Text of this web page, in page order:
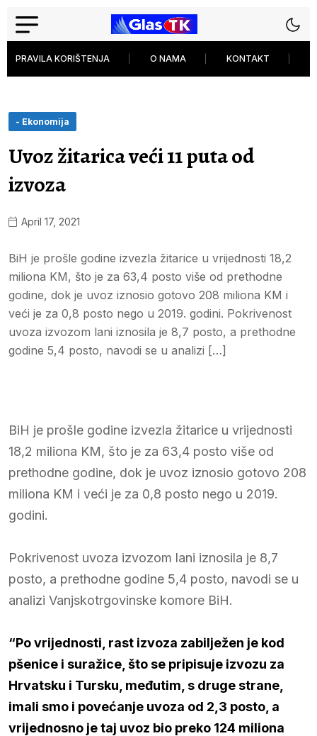
PRAVILA KORIŠTENJA O NAMA KONTAKT
- Ekonomija
Uvoz žitarica veći 11 puta od
izvoza
April 17, 2021
BiH je prošle godine izvezla žitarice u vrijednosti 18,2
miliona KM, što je za 63,4 posto više od prethodne
godine, dok je uvoz iznosio gotovo 208 miliona KM i
veći je za 0,8 posto nego u 2019. godini. Pokrivenost
uvoza izvozom lani iznosila je 8,7 posto, a prethodne
godine 5,4 posto, navodi se u analizi […]
BiH je prošle godine izvezla žitarice u vrijednosti
18,2 miliona KM, što je za 63,4 posto više od
prethodne godine, dok je uvoz iznosio gotovo 208
miliona KM i veći je za 0,8 posto nego u 2019.
godini.
Pokrivenost uvoza izvozom lani iznosila je 8,7
posto, a prethodne godine 5,4 posto, navodi se u
analizi Vanjskotrgovinske komore BiH.
“Po vrijednosti, rast izvoza zabilježen je kod
pšenice i suražice, što se pripisuje izvozu za
Hrvatsku i Tursku, međutim, s druge strane,
imali smo i povećanje uvoza od 2,3 posto, a
vrijednosno je taj uvoz bio preko 124 miliona